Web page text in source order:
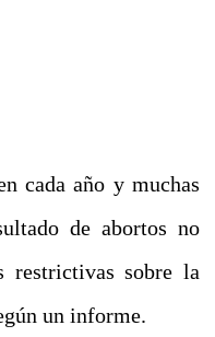
cada año y muchas
de abortos no
restrictivas sobre la
un informe.